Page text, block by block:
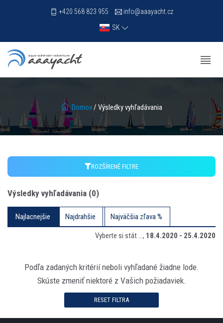
+420 568 823 955
info@aaayacht.cz
SK
Domov/ Výsledky vyhľadávania
ROZŠÍRENÉ FILTRE
Výsledky vyhľadávania (0)
Najlacnejšie Najdrahšie Najväčšia zľava %
Vyberte si stát ..., 18.4.2020 - 25.4.2020
Podľa zadaných kritérií neboli vyhľadané žiadne lode.
Skúste zmeniť niektoré z Vašich požiadaviek.
RESET FILTRA